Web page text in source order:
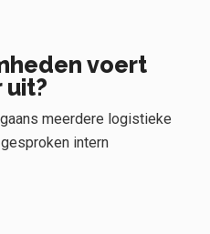
voert
uit?
meerdere logistieke
intern